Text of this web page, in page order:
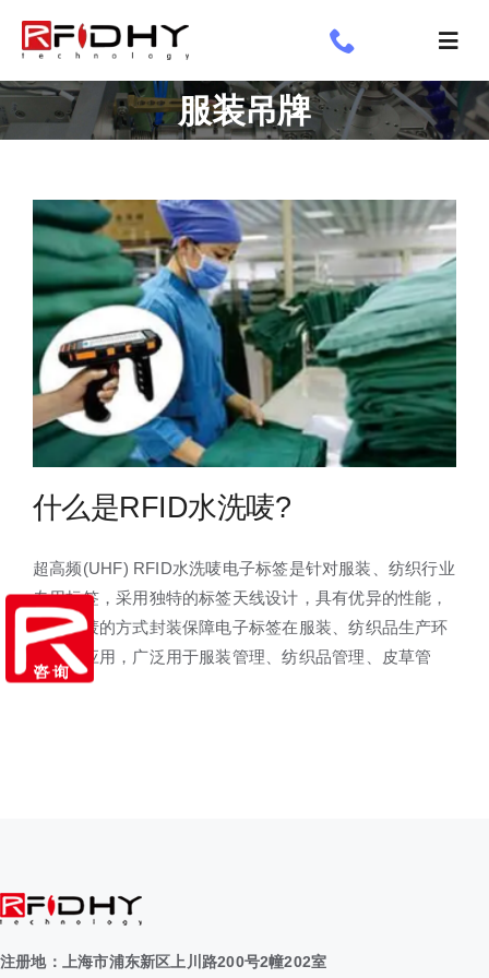
容
切
换
导
航
了解我们
应用领域
定制标签 专享
新闻专栏
服装吊牌
什么是RFID水洗唛?
超高频(UHF) RFID水洗唛电子标签是针对服装、纺织行业
专用标签，采用独特的标签天线设计，具有优异的性能，
采用织唛的方式封装保障电子标签在服装、纺织品生产环
境中的应用，广泛用于服装管理、纺织品管理、皮草管
注册地：上海市浦东新区上川路200号2幢202室